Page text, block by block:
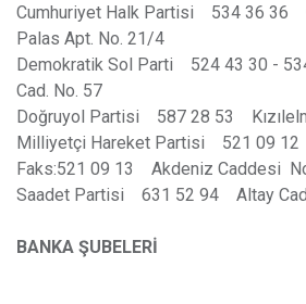
Cumhuriyet Halk Partisi 534 36 36
Palas Apt. No. 21/4
Demokratik Sol Parti 524 43 30 -
Cad. No. 57
Doğruyol Partisi 587 28 53
Milliyetçi Hareket Partisi 521 09 12
Faks:521 09 13 Akdeniz Caddesi
Saadet Partisi 631 52 94 Altay
BANKA ŞUBELERİ